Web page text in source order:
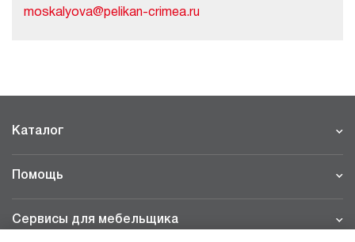
moskalyova@pelikan-crimea.ru
Каталог
Помощь
Сервисы для мебельщика